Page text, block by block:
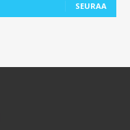
SEURAA